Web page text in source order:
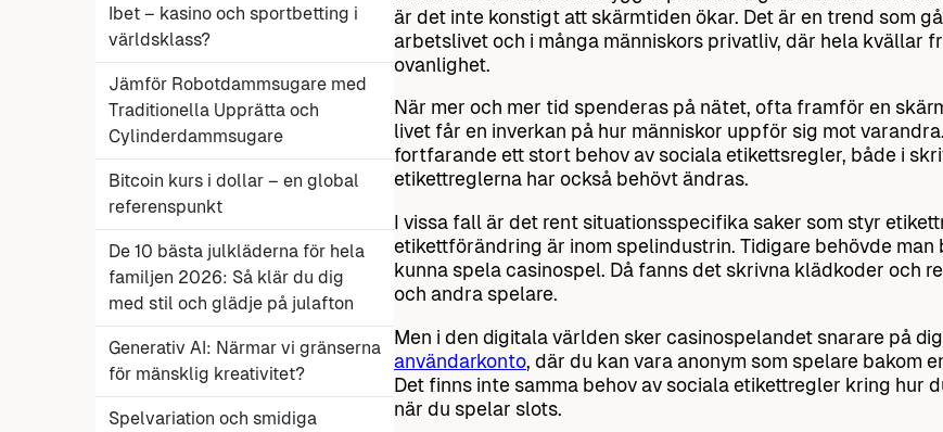
Ibet – kasino och sportbetting i
världsklass?
Jämför Robotdammsugare med
Traditionella Upprätta och
Cylinderdammsugare
Bitcoin kurs i dollar – en global
referenspunkt
De 10 bästa julkläderna för hela
familjen 2026: Så klär du dig
med stil och glädje på julafton
Generativ AI: Närmar vi gränserna
för mänsklig kreativitet?
Spelvariation och smidiga
är det inte konstigt att skärmtiden ökar. Det är en trend som
arbetslivet och i många människors privatliv, där hela kvällar
ovanlighet.
När mer och mer tid spenderas på nätet, ofta framför en
livet får en inverkan på hur människor uppför sig mot
fortfarande ett stort behov av sociala etikettsregler, både i
etikettreglerna har också behövt ändras.
I vissa fall är det rent situationsspecifika saker som styr
etikettförändring är inom spelindustrin. Tidigare behövde
kunna spela casinospel. Då fanns det skrivna klädkoder och
och andra spelare.
Men i den digitala världen sker casinospelandet snarare på
användarkonto, där du kan vara anonym som spelare bakom
Det finns inte samma behov av sociala etikettregler kring hur
när du spelar slots.